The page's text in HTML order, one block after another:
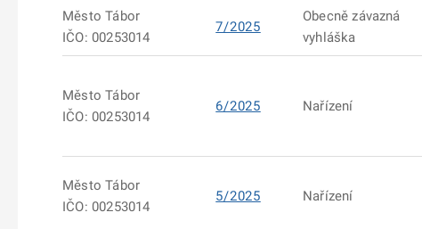
Město Tábor
IČO: 00253014
7/2025
Obecně závazná
vyhláška
Město Tábor
IČO: 00253014
6/2025 Nařízení
Město Tábor
IČO: 00253014
5/2025 Nařízení